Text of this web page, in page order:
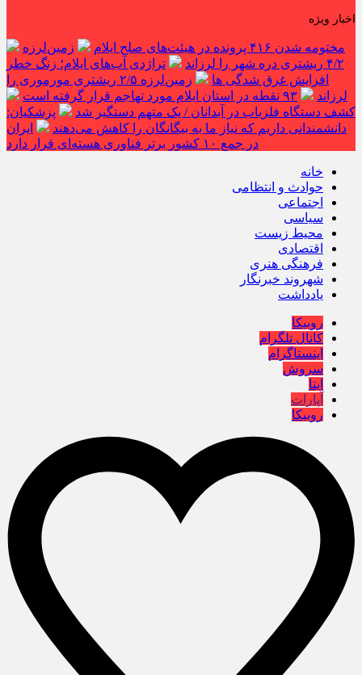
اخبار ویژه
مختومه شدن ۴۱۶ پرونده در هیئت‌های صلح ایلام
زمین‌لرزه
۴/۲ ریشتری دره شهر را لرزاند
تراژدی آب‌های ایلام؛ زنگ خطر
افزایش غرق شدگی ها
زمین‌لرزه ۲/۵ ریشتری مورموری را
لرزاند
۹۳ نقطه در استان ایلام مورد تهاجم قرار گرفته است
کشف دستگاه فلزیاب در آبدانان / یک متهم دستگیر شد
پزشکیان:
دانشمندانی داریم که نیاز ما به بیگانگان را کاهش می‌دهند
ایران
در جمع ۱۰ کشور برتر فناوری هسته‌ای قرار دارد
خانه
حوادث و انتظامی
اجتماعی
سیاسی
محیط زیست
اقتصادی
فرهنگی هنری
شهروند خبرنگار
یادداشت
روبیکا
کانال تلگرام
اینستاگرام
سروش
ایتا
آپارات
روبیکا